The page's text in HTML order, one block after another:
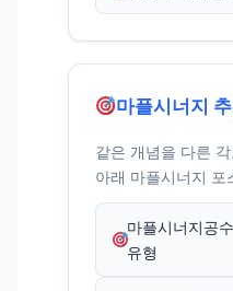
마플시너지 추
같은 개념을 다른
아래 마플시너지 포
마플시너지공
유형